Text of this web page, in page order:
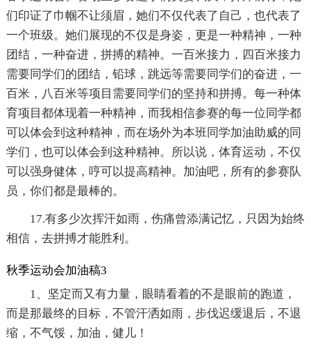
们印证了巾帼不让须眉，她们不仅代表了自己，也代表了
一个班级。她们展现的不仅是身姿，更是一种精神，一种
团结，一种奋进，拼搏的精神。一百米接力，四百米接力
需要同学们的团结，铅球，跳远等需要同学们的奋进，一
百米，八百米等项目需要同学们的坚持和拼搏。每一种体
育项目都体现着一种精神，而我相信参赛的每一位同学都
可以体会到这种精神，而在场外为本班同学加油助威的同
学们，也可以体会到这种精神。所以说，体育运动，不仅
可以强身健体，哼可以提高精神。加油吧，所有的参赛队
员，你们都是最棒的。
17.有多少次挥汗如雨，伤痛曾添满记忆，只因为始终
相信，去拼搏才能胜利。
秋季运动会加油稿3
1、坚定而又有力量，眼睛看着的不是眼前的跑道，
而是那最终的目标，不管汗洒如雨，步伐迟缓退后，不退
缩，不气馁，加油，健儿！